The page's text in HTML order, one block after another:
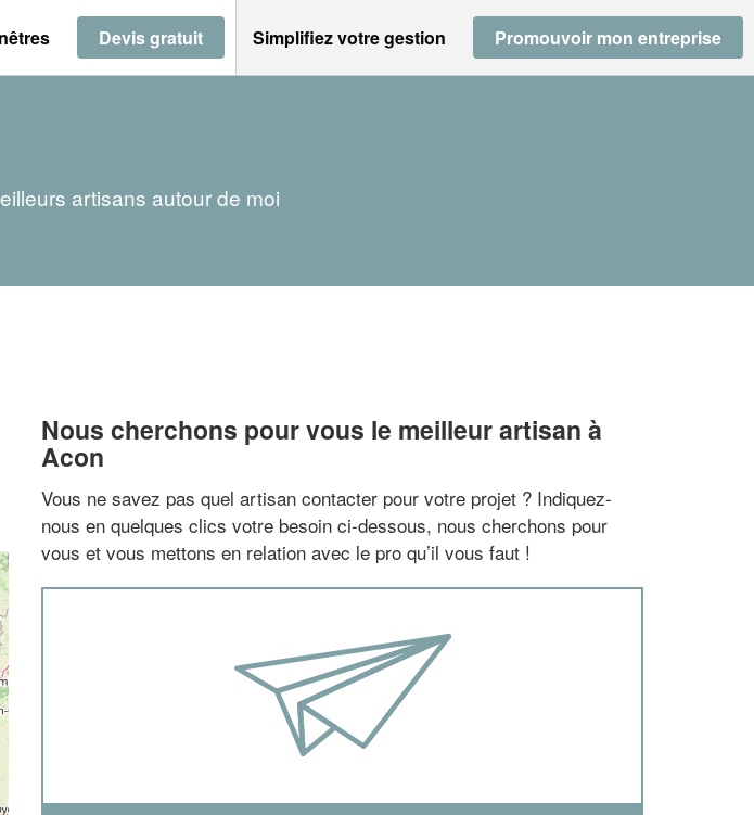
Devis gratuit Simplifiez votre gestion Promouvoir mon entreprise
artisans autour de moi
Nous cherchons pour vous le meilleur artisan à
Acon
Vous ne savez pas quel artisan contacter pour votre projet ? Indiquez-
nous en quelques clics votre besoin ci-dessous, nous cherchons pour
vous et vous mettons en relation avec le pro qu’il vous faut !